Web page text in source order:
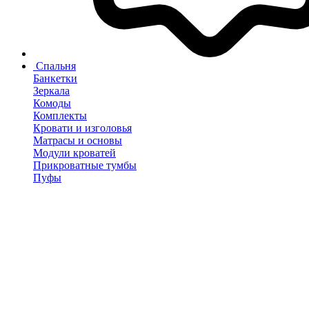
Спальня
Банкетки
Зеркала
Комоды
Комплекты
Кровати и изголовья
Матрасы и основы
Модули кроватей
Прикроватные тумбы
Пуфы